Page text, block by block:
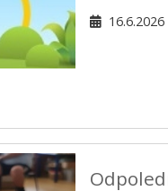
16.6.2026